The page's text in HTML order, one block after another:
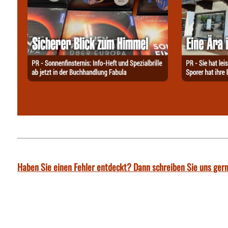
Haben Sie einen Fehler entdeckt? Dann schreiben Sie uns